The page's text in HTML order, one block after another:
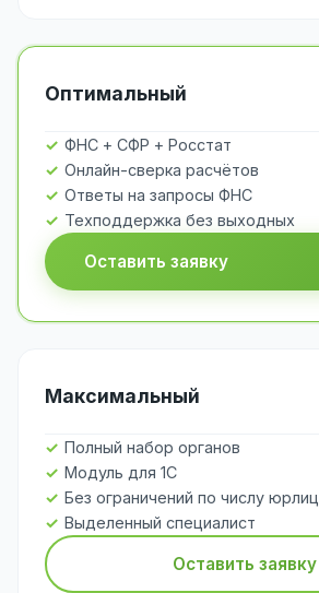
Оптимальный
ФНС + СФР + Росстат
Онлайн-сверка расчётов
Ответы на запросы ФНС
Техподдержка без выходных
Оставить заявку
Максимальный
Полный набор органов
Модуль для 1С
Без ограничений по числу юрлиц
Выделенный специалист
Оставить заявку